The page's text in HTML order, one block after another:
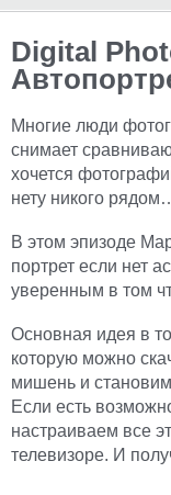
Digital
Многие люди
снимает
хочется
нету никого
В этом эпизоде
портрет если нет
уверенным в том
Основная идея в
которую можно
мишень и
Если есть
настраиваем все
телевизоре. И